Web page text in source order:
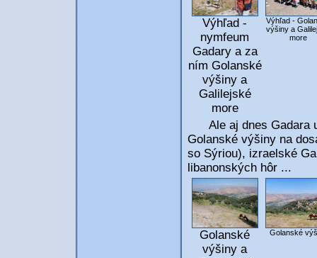
Výhľad -
nymfeum
Gadary a za
ním Golanské
výšiny a
Galilejské
more
Výhľad -
výšiny a
more
Ale aj dnes Gadara
Golanské výšiny na
so Sýriou), izraelské
libanonských hôr ...
Golanské
výšiny a
Golanské